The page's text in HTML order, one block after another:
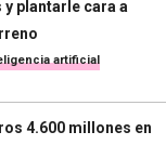
y plantarle cara a
artificial
4.600 millones en